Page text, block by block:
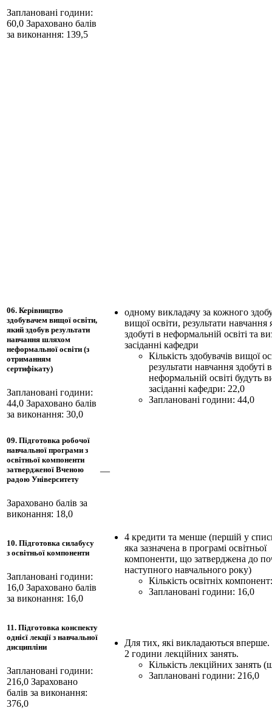
Заплановані години:
60,0 Зараховано балів
за виконання: 139,5
06. Керівництво
здобувачем вищої освіти,
який здобув результати
навчання шляхом
неформальної освіти (з
отриманням
сертифікату)
Заплановані години:
44,0 Зараховано балів
за виконання: 30,0
одному викладачу за кожного
вищої освіти, результати навчання
здобуті в неформальній освіті та
засіданні кафедри
Кількість здобувачів вищої
результати навчання здобуті в
неформальній освіті будуть
засіданні кафедри: 22,0
Заплановані години: 44,0
09. Підготовка робочої
навчальної програми з
освітньої компоненти
затвердженої Вченою
радою Університету
Зараховано балів за
виконання: 18,0
—
10. Підготовка силабусу
з освітньої компоненти
Заплановані години:
16,0 Зараховано балів
за виконання: 16,0
4 кредити та менше (першій у
яка зазначена в програмі освітньої
компоненти, що затверджена до
наступного навчального року)
Кількість освітніх
Заплановані години: 16,0
11. Підготовка конспекту
однієї лекції з навчальної
дисципліни
Заплановані години:
216,0 Зараховано
балів за виконання:
376,0
Для тих, які викладаються вперше.
2 години лекційних занять.
Кількість лекційних занять
Заплановані години: 216,0